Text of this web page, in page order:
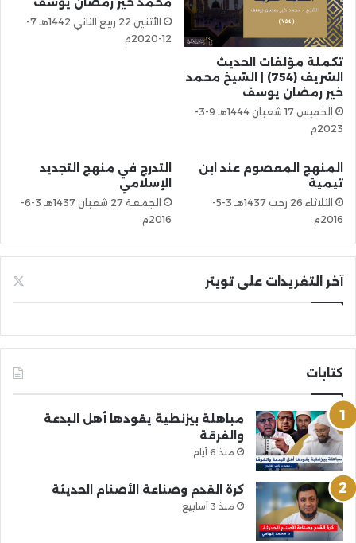
تكملة مؤلفات الحديث
الشريف (754) | الشيخ محمد
خير رمضان يوسف
الخميس 17 شعبان 1444هـ 9-3-
2023م
الأثنين 22 ربيع الثاني 1442هـ 7-
12-2020م
المنهج المعصوم عند ابن
تيمية
الثلاثاء 26 رجب 1437هـ 3-5-
2016م
التدرج في منهج التجديد
الإسلامي
الجمعة 27 شعبان 1437هـ 3-6-
2016م
آخر التغريدات على تويتر
كتابات
مباهلة بيزنطية يقودها أهل البدعة
والفرقة
منذ 6 أيام
كرة القدم وصناعة الأصنام الحديثة
منذ 3 أسابيع